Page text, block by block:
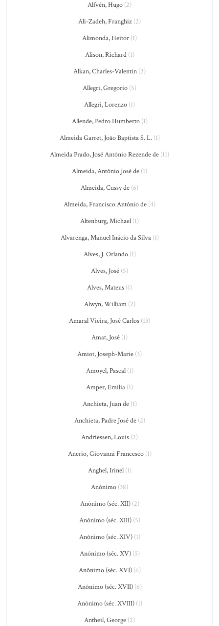
Alfvén, Hugo (2)
Ali-Zadeh, Franghiz (2)
Alimonda, Heitor (1)
Alison, Richard(1)
Alkan, Charles-Valentin (2)
Allegri, Gregorio (5)
Allegri, Lorenzo (1)
Allende, Pedro Humberto(1)
Almeida Garret, João Baptista S. L.(1)
Almeida Prado, José Antônio Rezende de (11)
Almeida, Antônio José de (1)
Almeida, Cussy de (6)
Almeida, Francisco António de (4)
Altenburg, Michael (1)
Alvarenga, Manuel Inácio da Silva(1)
Alves, J. Orlando(1)
Alves, José (5)
Alves, Mateus (1)
Alwyn, William(2)
Amaral Vieira, José Carlos (13)
Amat, José (1)
Amiot, Joseph-Marie (3)
Amoyel, Pascal(1)
Amper, Emilia (1)
Anchieta, Juan de(1)
Anchieta, Padre José de(2)
Andriessen, Louis (2)
Anerio, Giovanni Francesco(1)
Anghel, Irinel(1)
Anônimo (38)
Anônimo (séc. XII)(2)
Anônimo (séc. XIII)(5)
Anônimo (séc. XIV)(1)
Anônimo (séc. XV)(5)
Anônimo (séc. XVI)(6)
Anônimo (séc. XVII)(6)
Anônimo (séc. XVIII)(1)
Antheil, George (2)